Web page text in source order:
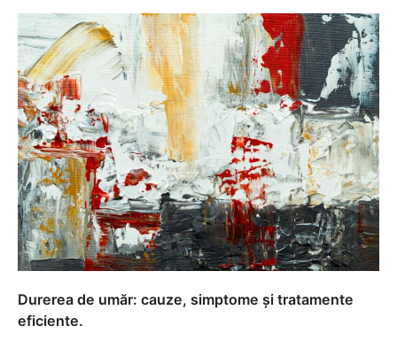
Durerea de umăr: cauze, simptome și tratamente
eficiente.